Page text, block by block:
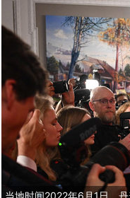
当地时间2022年6月1日，